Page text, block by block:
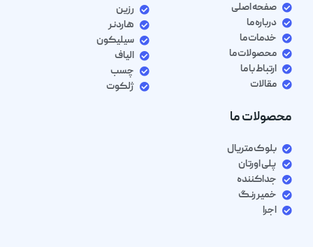
صفحه اصلی
درباره ما
خدمات ما
محصولات ما
ارتباط با ما
مقالات
رزین
هاردنر
سیلیکون
الیاف
چسب
ژلکوت
محصولات ما
بلوک متریال
پلی اورتان
جداکننده
خمیر رنگ
اجرا